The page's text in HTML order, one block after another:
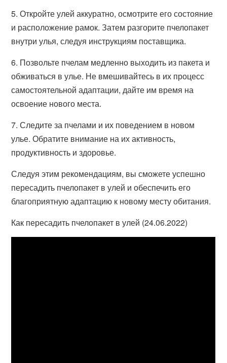
5. Откройте улей аккуратно, осмотрите его состояние
и расположение рамок. Затем разгорите пчелопакет
внутри улья, следуя инструкциям поставщика.
6. Позвольте пчелам медленно выходить из пакета и
обживаться в улье. Не вмешивайтесь в их процесс
самостоятельной адаптации, дайте им время на
освоение нового места.
7. Следите за пчелами и их поведением в новом
улье. Обратите внимание на их активность,
продуктивность и здоровье.
Следуя этим рекомендациям, вы сможете успешно
пересадить пчелопакет в улей и обеспечить его
благоприятную адаптацию к новому месту обитания.
Как пересадить пчелопакет в улей (24.06.2022)